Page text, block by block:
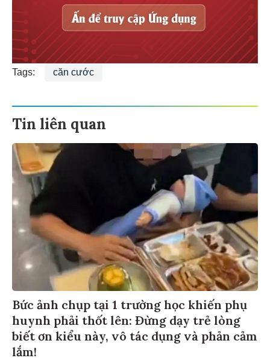
Tags: căn cước
Tin liên quan
Bức ảnh chụp tại 1 trường học khiến phụ
huynh phải thốt lên: Đừng dạy trẻ lòng
biết ơn kiểu này, vô tác dụng và phản cảm
lắm!